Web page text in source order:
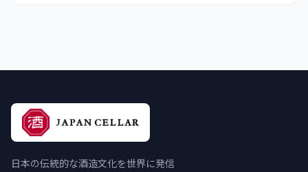
日本の伝統的な酒造文化を世界に発信